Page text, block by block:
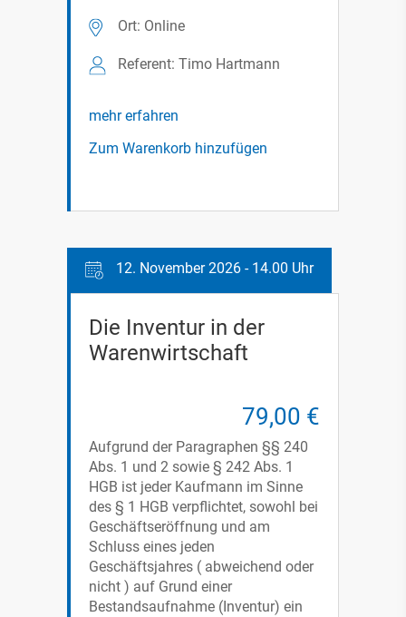
Ort: Online
Referent: Timo Hartmann
mehr erfahren
Zum Warenkorb hinzufügen
12. November 2026 - 14.00 Uhr
Die Inventur in der
Warenwirtschaft
79,00 €
Aufgrund der Paragraphen §§ 240
Abs. 1 und 2 sowie § 242 Abs. 1
HGB ist jeder Kaufmann im Sinne
des § 1 HGB verpflichtet, sowohl bei
Geschäftseröffnung und am
Schluss eines jeden
Geschäftsjahres ( abweichend oder
nicht ) auf Grund einer
Bestandsaufnahme (Inventur) ein